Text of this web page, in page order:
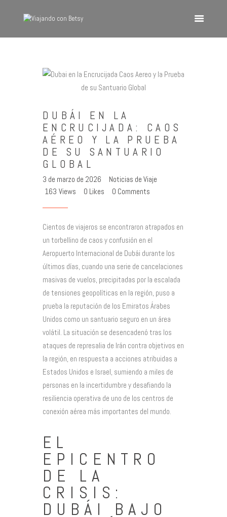
VIAJANDO CON BETSY
Inicio
América
Asia
Quienes Somos
Contacto
DUBÁI EN LA
ENCRUCIJADA: CAOS
AÉREO Y LA PRUEBA
DE SU SANTUARIO
GLOBAL
3 de marzo de 2026
Noticias de Viaje
163 Views 0 Likes 0 Comments
Cientos de viajeros se encontraron atrapados en
un torbellino de caos y confusión en el
Aeropuerto Internacional de Dubái durante los
últimos días, cuando una serie de cancelaciones
masivas de vuelos, precipitadas por la escalada
de tensiones geopolíticas en la región, puso a
prueba la reputación de los Emiratos Árabes
Unidos como un santuario seguro en un área
volátil. La situación se desencadenó tras los
ataques de represalia de Irán contra objetivos en
la región, en respuesta a acciones atribuidas a
Estados Unidos e Israel, sumiendo a miles de
personas en la incertidumbre y desafiando la
resiliencia operativa de uno de los centros de
conexión aérea más importantes del mundo.
EL
EPICENTRO
DE LA
CRISIS:
DUBÁI BAJO